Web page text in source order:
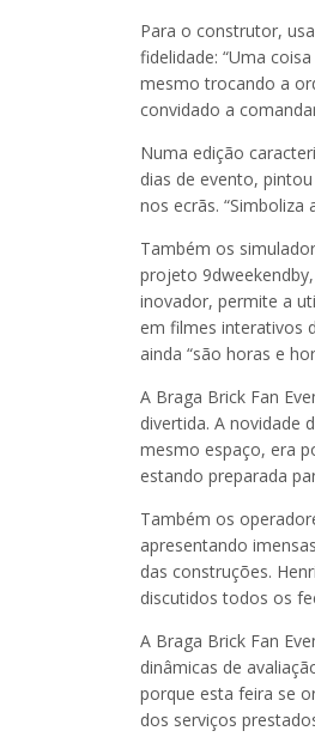
Para o construtor,
fidelidade: “Uma
mesmo trocando a
convidado a
Numa edição
dias de evento,
nos ecrãs.
Também os
projeto
inovador, permite a
em filmes interativos
ainda “são horas e
A Braga Brick Fan
divertida. A novidade
mesmo espaço, era
estando preparada
Também os
apresentando
das construções.
discutidos todos os
A Braga Brick Fan
dinâmicas de
porque esta feira se
dos serviços